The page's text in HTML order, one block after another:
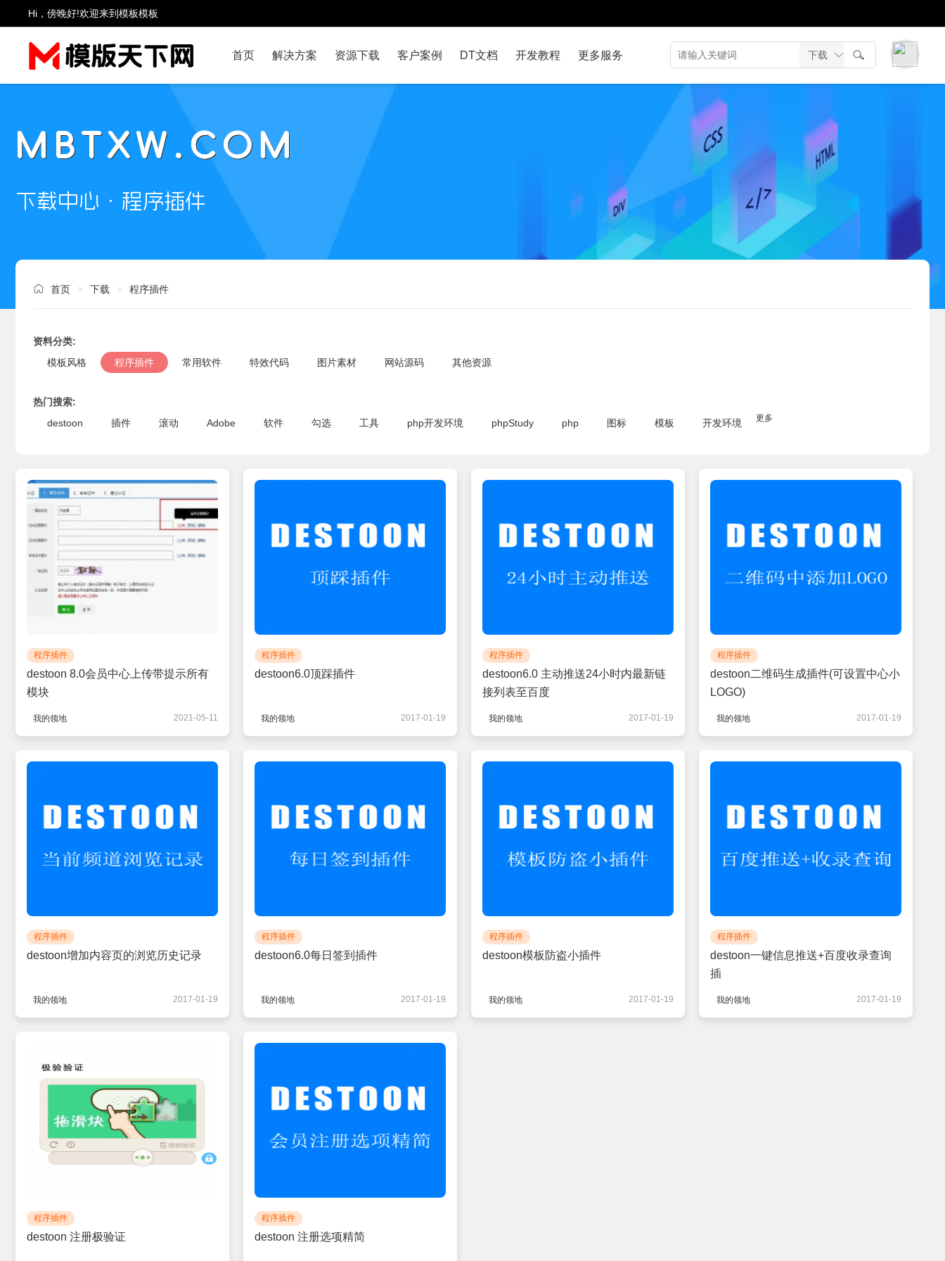
Hi，傍晚好!欢迎来到模板模板
首页 解决方案 资源下载 客户案例 DT文档 开发教程 更多服务
MBTXW.COM
下载中心 · 程序插件
首页 > 下载 > 程序插件
资料分类:
模板风格
程序插件 常用软件 特效代码 图片素材 网站源码 其他资源
热门搜索:
destoon
插件 滚动 Adobe 软件 勾选 工具 php开发环境 phpStudy php 图标 模板 开发环境 更多
程序插件
destoon 8.0会员中心上传带提示所有
模块
我的领地 2021-05-11
程序插件
destoon6.0顶踩插件
我的领地 2017-01-19
程序插件
destoon6.0 主动推送24小时内最新链
接列表至百度
我的领地 2017-01-19
程序插件
destoon二维码生成插件(可设置中心小
LOGO)
我的领地 2017-01-19
程序插件
destoon增加内容页的浏览历史记录
我的领地 2017-01-19
程序插件
destoon6.0每日签到插件
我的领地 2017-01-19
程序插件
destoon模板防盗小插件
我的领地 2017-01-19
程序插件
destoon一键信息推送+百度收录查询
插
我的领地 2017-01-19
程序插件
destoon 注册极验证
程序插件
destoon 注册选项精简